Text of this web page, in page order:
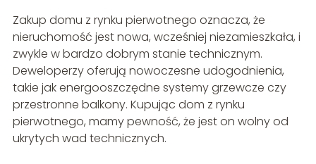
Zakup domu z rynku pierwotnego oznacza, że
nieruchomość jest nowa, wcześniej niezamieszkała, i
zwykle w bardzo dobrym stanie technicznym.
Deweloperzy oferują nowoczesne udogodnienia,
takie jak energooszczędne systemy grzewcze czy
przestronne balkony. Kupując dom z rynku
pierwotnego, mamy pewność, że jest on wolny od
ukrytych wad technicznych.